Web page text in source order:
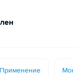
Применение